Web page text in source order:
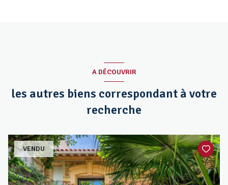
A DÉCOUVRIR
les autres biens correspondant à votre
recherche
VENDU